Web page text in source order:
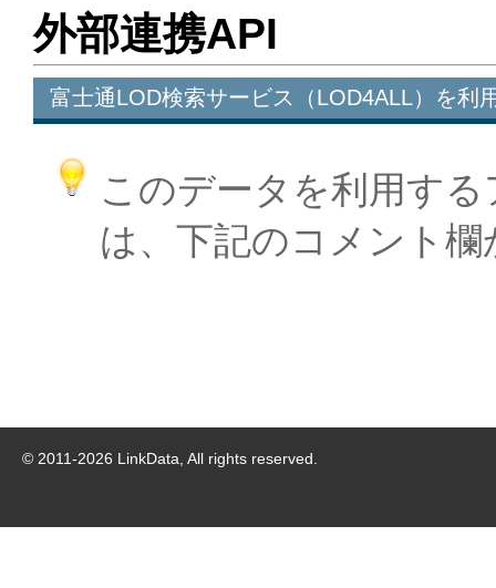
外部連携API
富士通LOD検索サービス（LOD4ALL）を利
このデータを利用す
は、下記のコメント
© 2011-2026 LinkData, All rights reserved.